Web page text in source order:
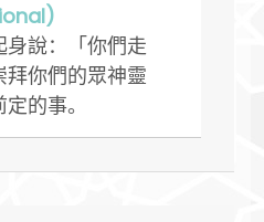
說：「你們走
你們的眾神靈
的事。